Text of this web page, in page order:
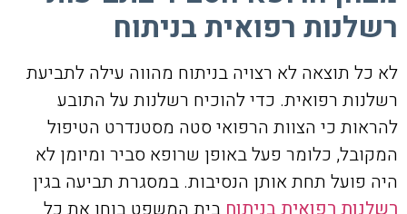
רשלנות רפואית בניתוח
לא כל תוצאה לא רצויה בניתוח מהווה עילה לתביעת
רשלנות רפואית. כדי להוכיח רשלנות על התובע
להראות כי הצוות הרפואי סטה מסטנדרט הטיפול
המקובל, כלומר פעל באופן שרופא סביר ומיומן לא
היה פועל תחת אותן הנסיבות. במסגרת תביעה בגין